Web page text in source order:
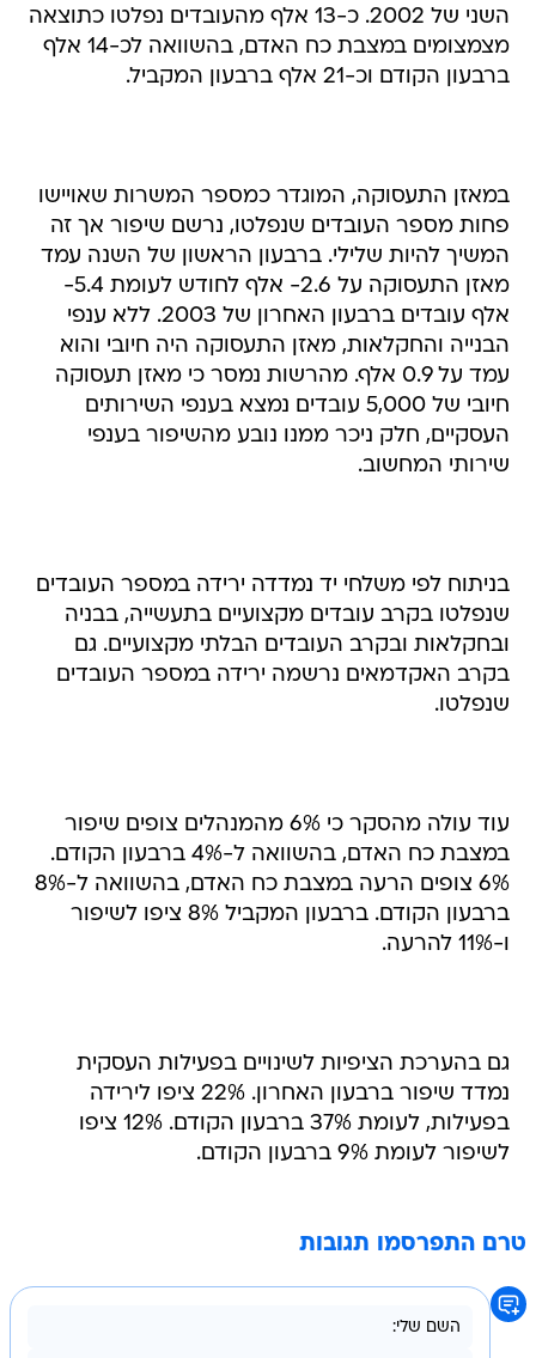
השני של 2002. כ-13 אלף מהעובדים נפלטו כתוצאה
מצמצומים במצבת כח האדם, בהשוואה לכ-14 אלף
ברבעון הקודם וכ-21 אלף ברבעון המקביל.
במאזן התעסוקה, המוגדר כמספר המשרות שאויישו
פחות מספר העובדים שנפלטו, נרשם שיפור אך זה
המשיך להיות שלילי. ברבעון הראשון של השנה עמד
מאזן התעסוקה על 2.6- אלף לחודש לעומת 5.4-
אלף עובדים ברבעון האחרון של 2003. ללא ענפי
הבנייה והחקלאות, מאזן התעסוקה היה חיובי והוא
עמד על 0.9 אלף. מהרשות נמסר כי מאזן תעסוקה
חיובי של 5,000 עובדים נמצא בענפי השירותים
העסקיים, חלק ניכר ממנו נובע מהשיפור בענפי
שירותי המחשוב.
בניתוח לפי משלחי יד נמדדה ירידה במספר העובדים
שנפלטו בקרב עובדים מקצועיים בתעשייה, בבניה
ובחקלאות ובקרב העובדים הבלתי מקצועיים. גם
בקרב האקדמאים נרשמה ירידה במספר העובדים
שנפלטו.
עוד עולה מהסקר כי 6% מהמנהלים צופים שיפור
במצבת כח האדם, בהשוואה ל-4% ברבעון הקודם.
6% צופים הרעה במצבת כח האדם, בהשוואה ל-8%
ברבעון הקודם. ברבעון המקביל 8% ציפו לשיפור
ו-11% להרעה.
גם בהערכת הציפיות לשינויים בפעילות העסקית
נמדד שיפור ברבעון האחרון. 22% ציפו לירידה
בפעילות, לעומת 37% ברבעון הקודם. 12% ציפו
לשיפור לעומת 9% ברבעון הקודם.
טרם התפרסמו תגובות